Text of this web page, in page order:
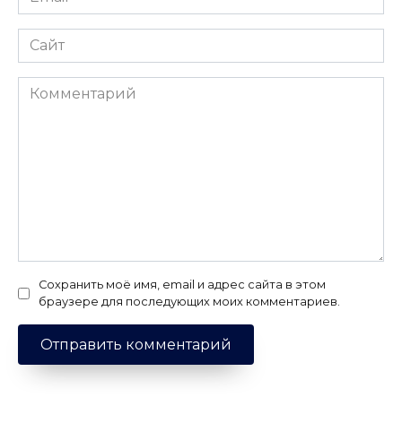
*
Сайт
Комментарий
Сохранить моё имя, email и адрес сайта в этом
браузере для последующих моих комментариев.